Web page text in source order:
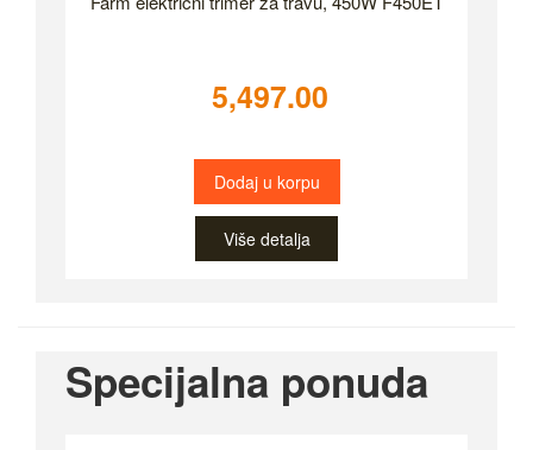
5,497.00
Dodaj u korpu
Više detalja
Specijalna ponuda